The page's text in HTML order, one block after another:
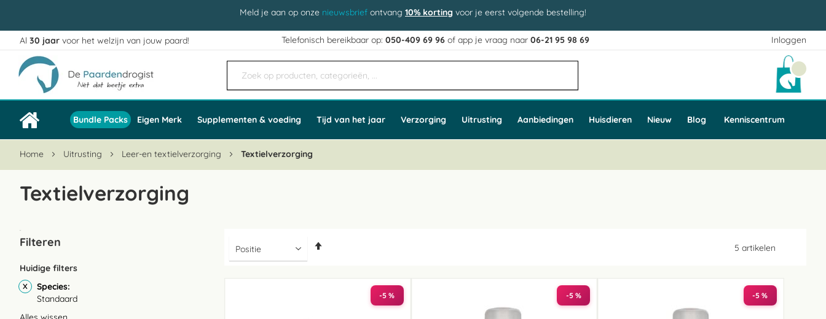
Meld je aan op onze nieuwsbrief ontvang 10% korting voor je eerst volgende bestelling!
Inloggen
Ga
naar
de
inhoud
Al 30 jaar voor het welzijn van jouw paard! Telefonisch bereikbaar op:050-409 69 96 of app je vraag naar06-21 95 98 69
Bundle Packs Eigen Merk Supplementen & voeding Tijd van het jaar Verzorging Uitrusting Aanbiedingen Huisdieren Nieuw Blog Kenniscentrum
Home Uitrusting Leer-en textielverzorging Textielverzorging
Textielverzorging
5 artikelen
-5 % -5 % -5 %
Filteren
Huidige filters
Species
Standaard